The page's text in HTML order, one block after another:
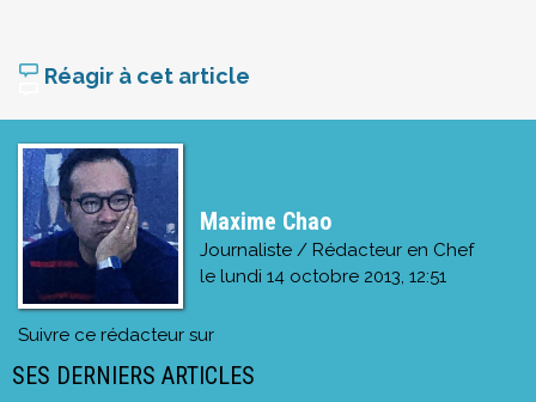
Réagir à cet article
Maxime Chao
Journaliste / Rédacteur en Chef
le lundi 14 octobre 2013, 12:51
Suivre ce rédacteur sur
SES DERNIERS ARTICLES